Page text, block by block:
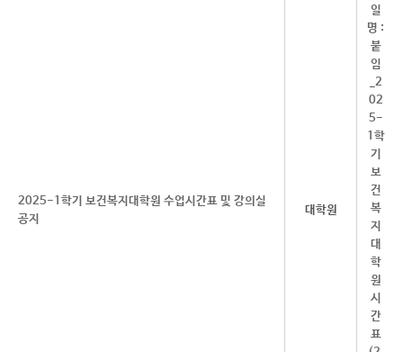
2025-1학기 보건복지대학원 수업시간표 및 강의실
공지
대학원